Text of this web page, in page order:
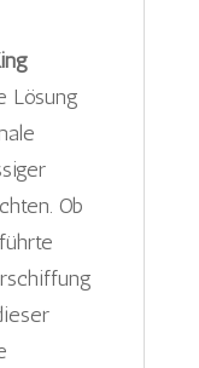
Lösung
Ob